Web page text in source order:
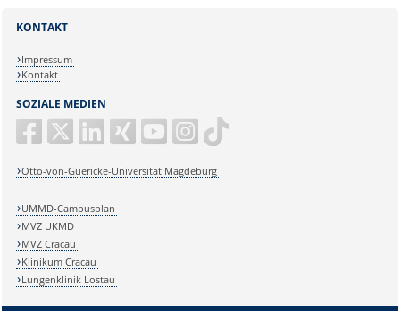
SOZIALE MEDIEN
Otto-von-Guericke-Universität Magdeburg
KONTAKT
Impressum
Kontakt
UMMD-Campusplan
MVZ UKMD
MVZ Cracau
Klinikum Cracau
Lungenklinik Lostau